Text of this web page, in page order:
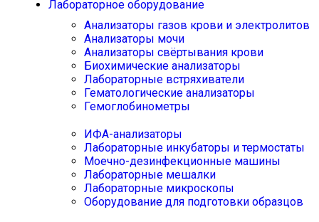
Лабораторное оборудование
Анализаторы газов крови и электролитов
Анализаторы мочи
Анализаторы свёртывания крови
Биохимические анализаторы
Лабораторные встряхиватели
Гематологические анализаторы
Гемоглобинометры
ИФА-анализаторы
Лабораторные инкубаторы и термостаты
Моечно-дезинфекционные машины
Лабораторные мешалки
Лабораторные микроскопы
Оборудование для подготовки образцов